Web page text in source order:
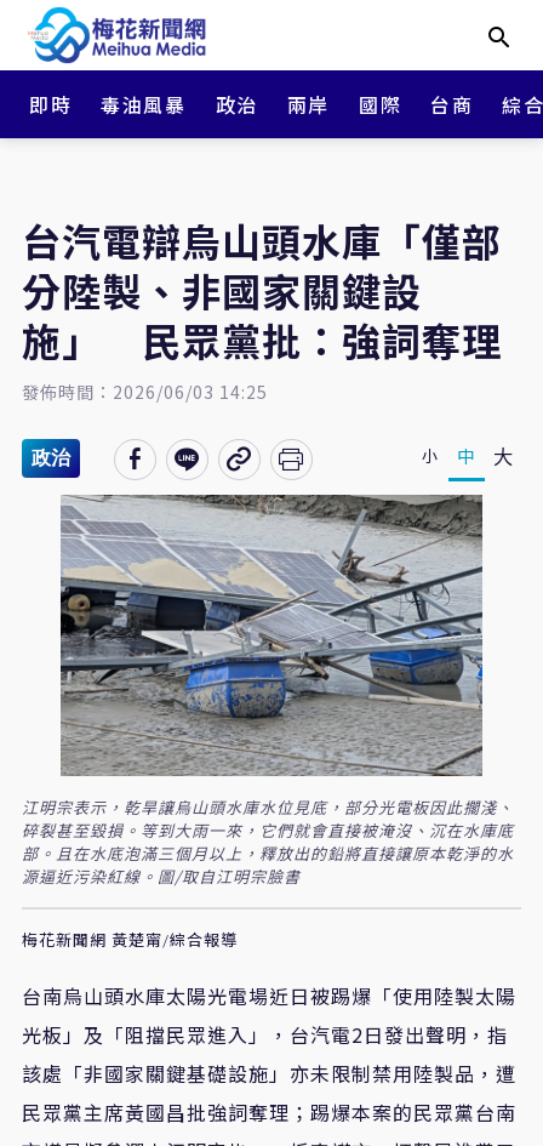
即時 毒油風暴 政治 兩岸 國際 台商 綜
台汽電辯烏山頭水庫「僅部
分陸製、非國家關鍵設
施」 民眾黨批：強詞奪理
發佈時間：2026/06/03 14:25
政治 小 中 大
江明宗表示，乾旱讓烏山頭水庫水位見底，部分光電板因此擱淺、
碎裂甚至毀損。等到大雨一來，它們就會直接被淹沒、沉在水庫底
部。且在水底泡滿三個月以上，釋放出的鉛將直接讓原本乾淨的水
源逼近污染紅線。圖/取自江明宗臉書
梅花新聞網 黃楚甯/綜合報導
台南烏山頭水庫太陽光電場近日被踢爆「使用陸製太陽
光板」及「阻擋民眾進入」，台汽電2日發出聲明，指
該處「非國家關鍵基礎設施」亦未限制禁用陸製品，遭
民眾黨主席黃國昌批強詞奪理；踢爆本案的​民眾黨台南